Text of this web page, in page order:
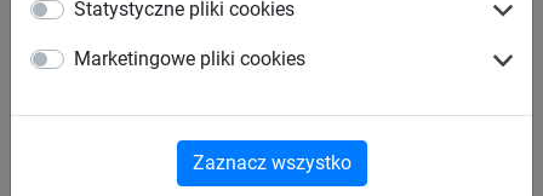
Statystyczne pliki cookies
Marketingowe pliki cookies
Zaznacz wszystko
Siatka na ciężarówki, z linką
(ø 3 mm, 2,70 x 3,50 m)